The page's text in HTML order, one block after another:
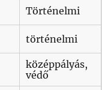
Történelmi
történelmi
középpályás,
védő